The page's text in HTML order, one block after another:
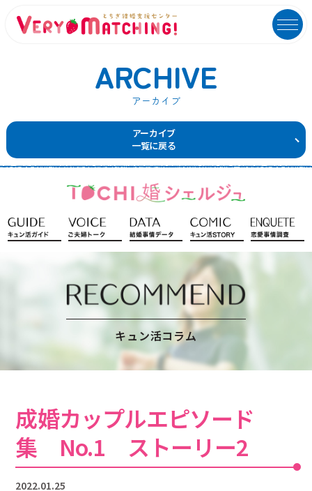
マッチング会員ログイン イベントユーザーログイン
マッチング
ご利用ガイド
ご成婚カップルメッセージ
センターへのアクセス
よくあるご質問
イベント
イベントガイド
自治体等イベント一覧
自治体等イベントカレンダー
よくあるご質問
民間企業・団体イベント
SUPPORT
ARCHIVE
アーカイブ センターからのお知らせ
ARCHIVE
アーカイブ
アーカイブ
一覧に戻る
キュン活コラム
成婚カップルエピソード
集 No.1 ストーリー2
2022.01.25